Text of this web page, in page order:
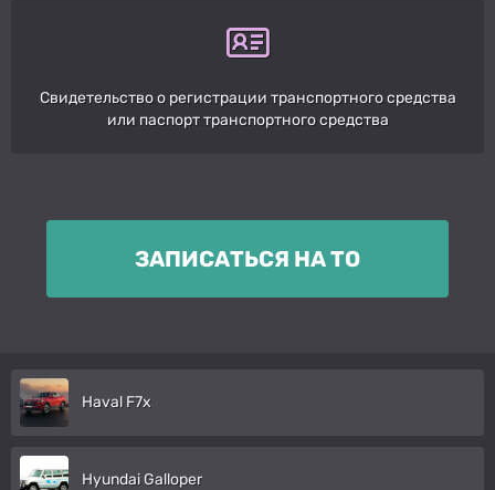
Свидетельство о регистрации транспортного средства
или паспорт транспортного средства
ЗАПИСАТЬСЯ НА ТО
Haval F7x
Hyundai Galloper